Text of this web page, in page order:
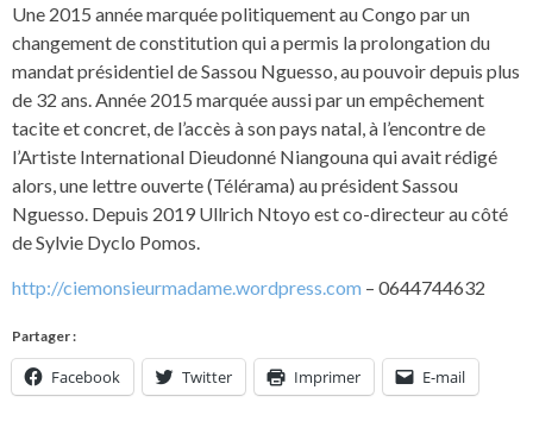
Une 2015 année marquée politiquement au Congo par un
changement de constitution qui a permis la prolongation du
mandat présidentiel de Sassou Nguesso, au pouvoir depuis plus
de 32 ans. Année 2015 marquée aussi par un empêchement
tacite et concret, de l’accès à son pays natal, à l’encontre de
l’Artiste International Dieudonné Niangouna qui avait rédigé
alors, une lettre ouverte (Télérama) au président Sassou
Nguesso. Depuis 2019 Ullrich Ntoyo est co-directeur au côté
de Sylvie Dyclo Pomos.
http://ciemonsieurmadame.wordpress.com – 0644744632
Partager :
Facebook Twitter Imprimer E-mail